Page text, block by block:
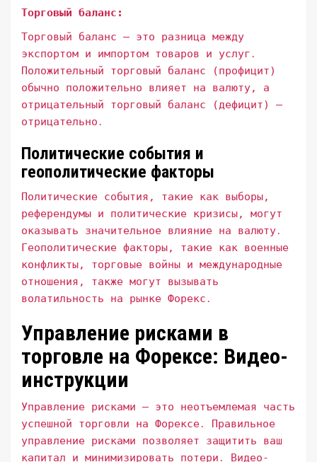
Торговый баланс:
Торговый баланс – это разница между
экспортом и импортом товаров и услуг․
Положительный торговый баланс (профицит)
обычно положительно влияет на валюту, а
отрицательный торговый баланс (дефицит) –
отрицательно․
Политические события и
геополитические факторы
Политические события, такие как выборы,
референдумы и политические кризисы, могут
оказывать значительное влияние на валюту․
Геополитические факторы, такие как военные
конфликты, торговые войны и международные
отношения, также могут вызывать
волатильность на рынке Форекс․
Управление рисками в
торговле на Форексе: Видео-
инструкции
Управление рисками – это неотъемлемая часть
успешной торговли на Форексе․ Правильное
управление рисками позволяет защитить ваш
капитал и минимизировать потери․ Видео-